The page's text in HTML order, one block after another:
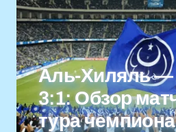
Аль-Хиляль —
3:1: Обзор
тура